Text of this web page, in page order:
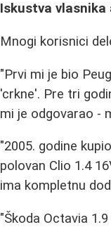
Iskustva
Mnogi korisnici
"Prvi mi je bio
'crkne'. Pre tri
mi je odgovarao -
"2005. godine
polovan Clio 1.4
ima kompletnu
"Škoda Octavia